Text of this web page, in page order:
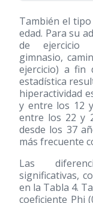
También el
edad. Para su
de ejercicio
gimnasio,
ejercicio) a fin
estadística
hiperactividad
y entre los 12
entre los 22 y
desde los 37
más frecuente
Las
significativas,
en la Tabla 4.
coeficiente Phi